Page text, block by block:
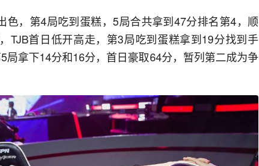
色，第4局吃到蛋糕，5局合共拿到47分排名第4，顺
TJB首日低开高走，第3局吃到蛋糕拿到19分找到手
局拿下14分和16分，首日豪取64分，暂列第二成为争